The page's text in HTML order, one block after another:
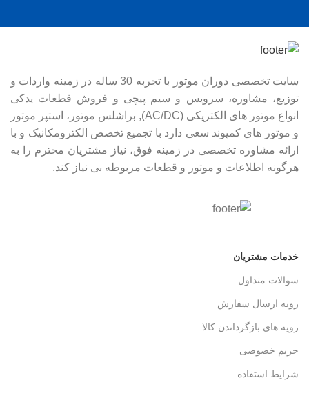
سایت تخصصی دوران موتور با تجربه 30 ساله در زمینه واردات و
توزیع، مشاوره، سرویس و سیم پیچی و فروش قطعات یدکی
انواع موتور های الکتریکی (AC/DC), براشلس موتور، استپر موتور
و موتور های کمپوند سعی دارد با تجمیع تخصص الکترومکانیک و با
ارائه مشاوره تخصصی در زمینه فوق، نیاز مشتریان محترم را به
هرگونه اطلاعات و موتور و قطعات مربوطه بی نیاز کند.
خدمات مشتریان
سوالات متداول
رویه ارسال سفارش
رویه های بازگرداندن کالا
حریم خصوصی
شرایط استفاده